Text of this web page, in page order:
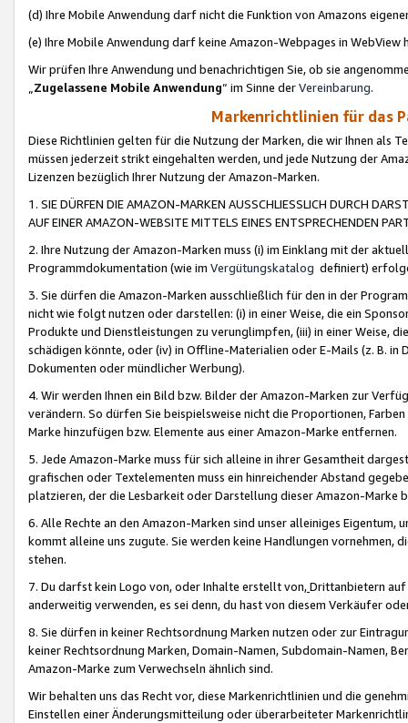
(d) Ihre Mobile Anwendung darf nicht die Funktion von Amazons
(e) Ihre Mobile Anwendung darf keine Amazon-Webpages in WebView
Wir prüfen Ihre Anwendung und benachrichtigen Sie, ob sie
„Zugelassene Mobile Anwendung“ im Sinne derVereinbarung.
Markenrichtlinien für das
Diese Richtlinien gelten für die Nutzung der Marken, die wir Ihnen als
müssen jederzeit strikt eingehalten werden, und jede Nutzung der
Lizenzen bezüglich Ihrer Nutzung der Amazon-Marken.
1. SIE DÜRFEN DIE AMAZON-MARKEN AUSSCHLIESSLICH DURCH
AUF EINER AMAZON-WEBSITE MITTELS EINES ENTSPRECHENDEN
2. Ihre Nutzung der Amazon-Marken muss (i) im Einklang mit der
Programmdokumentation (wie im Vergütungskatalog definiert)
3. Sie dürfen die Amazon-Marken ausschließlich für den in der
nicht wie folgt nutzen oder darstellen: (i) in einer Weise, die ein
Produkte und Dienstleistungen zu verunglimpfen, (iii) in einer Weise,
schädigen könnte, oder (iv) in Offline-Materialien oder E-Mails (z. B. in
Dokumenten oder mündlicher Werbung).
4. Wir werden Ihnen ein Bild bzw. Bilder der Amazon-Marken zur
verändern. So dürfen Sie beispielsweise nicht die Proportionen,
Marke hinzufügen bzw. Elemente aus einer Amazon-Marke entfernen.
5. Jede Amazon-Marke muss für sich alleine in ihrer Gesamtheit
grafischen oder Textelementen muss ein hinreichender Abstand
platzieren, der die Lesbarkeit oder Darstellung dieser Amazon-Marke
6. Alle Rechte an den Amazon-Marken sind unser alleiniges
kommt alleine uns zugute. Sie werden keine Handlungen vornehmen,
stehen.
7. Du darfst kein Logo von, oder Inhalte erstellt von,Drittanbietern auf
anderweitig verwenden, es sei denn, du hast von diesem Verkäufer
8. Sie dürfen in keiner Rechtsordnung Marken nutzen oder zur
keiner Rechtsordnung Marken, Domain-Namen, Subdomain-Namen,
Amazon-Marke zum Verwechseln ähnlich sind.
Wir behalten uns das Recht vor, diese Markenrichtlinien und die
Einstellen einer Änderungsmitteilung oder überarbeiteter